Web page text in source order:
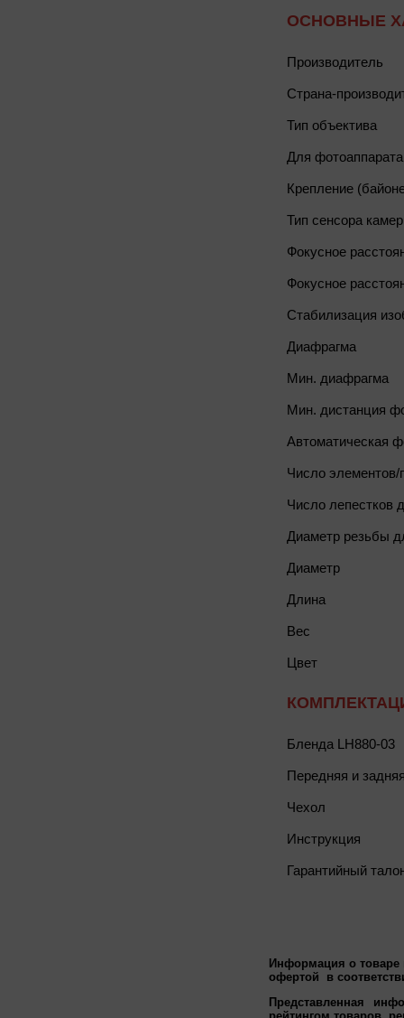
ОСНОВНЫЕ
Производитель
Страна-
Тип объектива
Для фотоаппарата
Крепление
Тип сенсора
Фокусное
Фокусное
Стабилизация
Диафрагма
Мин. диафрагма
Мин. дистанция
Автоматическая
Число элементов/
Число лепестков
Диаметр резьбы
Диаметр
Длина
Вес
Цвет
Бленда LH880-03
Передняя и
Чехол
Инструкция
Гарантийный
Информация о товаре
офертой в
Представленная